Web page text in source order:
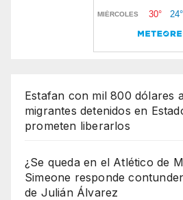
Estafan con mil 800 dólares
migrantes detenidos en
prometen liberarlos
¿Se queda en el Atlético de
Simeone responde
de Julián Álvarez